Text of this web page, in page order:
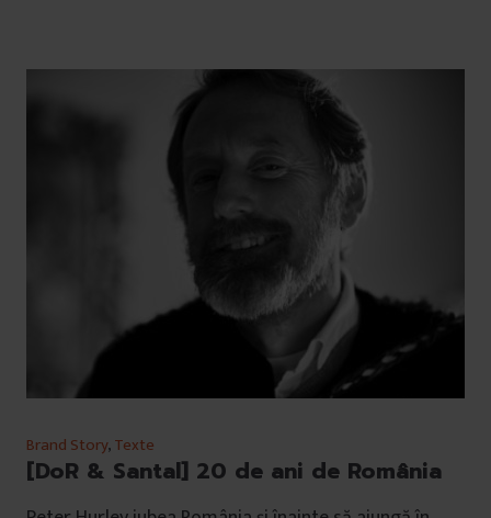
Brand Story,Texte
[DoR & Santal] 20 de ani de România